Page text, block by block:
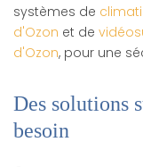
systèmes de
d'Ozon et de
d'Ozon, pour une
Des solutions
besoin